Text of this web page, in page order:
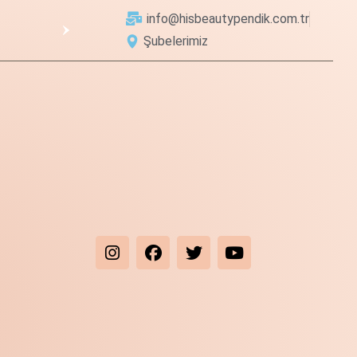
info@hisbeautypendik.com.tr
Şubelerimiz